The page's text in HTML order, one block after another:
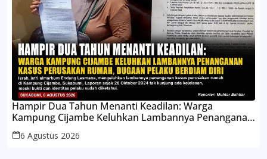
Hampir Dua Tahun Menanti Keadilan: Warga
Kampung Cijambe Keluhkan Lambannya Penanganan
Kasus Perusakan Rumah, Dugaan Pelaku Berdiam
Diri6 Agustus 2026